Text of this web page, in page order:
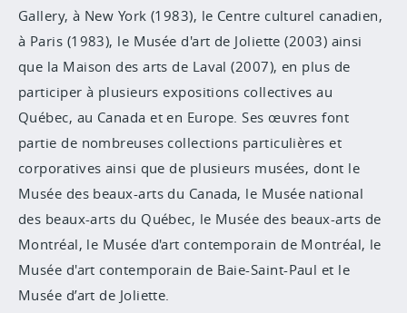
Gallery, à New York (1983), le Centre culturel canadien,
à Paris (1983), le Musée d'art de Joliette (2003) ainsi
que la Maison des arts de Laval (2007), en plus de
participer à plusieurs expositions collectives au
Québec, au Canada et en Europe. Ses œuvres font
partie de nombreuses collections particulières et
corporatives ainsi que de plusieurs musées, dont le
Musée des beaux-arts du Canada, le Musée national
des beaux-arts du Québec, le Musée des beaux-arts de
Montréal, le Musée d'art contemporain de Montréal, le
Musée d'art contemporain de Baie-Saint-Paul et le
Musée d’art de Joliette.